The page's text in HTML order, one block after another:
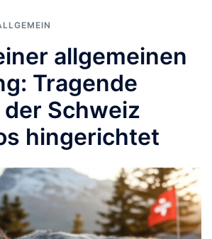
allgemeinen
Tragende
Schweiz
hingerichtet